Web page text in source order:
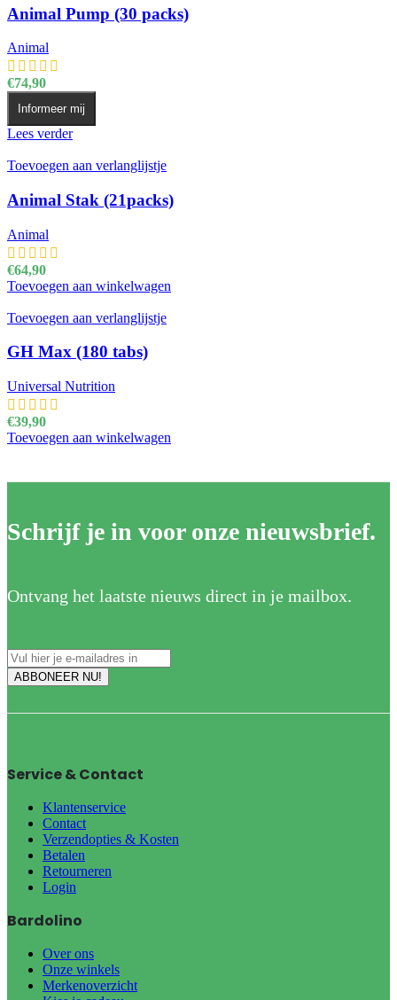
Animal Pump (30 packs)
Animal
€74,90
Informeer mij
Lees verder
Toevoegen aan verlanglijstje
Animal Stak (21packs)
Animal
€64,90
Toevoegen aan winkelwagen
Toevoegen aan verlanglijstje
GH Max (180 tabs)
Universal Nutrition
€39,90
Toevoegen aan winkelwagen
Schrijf je in voor onze nieuwsbrief.
Ontvang het laatste nieuws direct in je mailbox.
Service & Contact
Klantenservice
Contact
Verzendopties & Kosten
Betalen
Retourneren
Login
Bardolino
Over ons
Onze winkels
Merkenoverzicht